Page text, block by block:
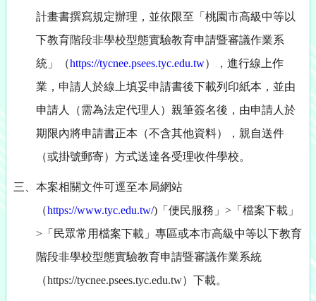
計畫書撰寫規定辦理，並依限至「桃園市高級中等以
下教育階段非學校型態實驗教育申請暨審議作業系
統」（https://tycnee.psees.tyc.edu.tw），進行線上作
業，申請人於線上填妥申請書後下載列印紙本，並由
申請人（需為法定代理人）親筆簽名後，由申請人於
期限內將申請書正本（不含其他資料），親自送件
（或掛號郵寄）方式送達各受理收件學校。
三、本案相關文件可逕至本局網站
（https://www.tyc.edu.tw/)「便民服務」>「檔案下載」
>「民眾常用檔案下載」專區或本市高級中等以下教育
階段非學校型態實驗教育申請暨審議作業系統
（https://tycnee.psees.tyc.edu.tw）下載。